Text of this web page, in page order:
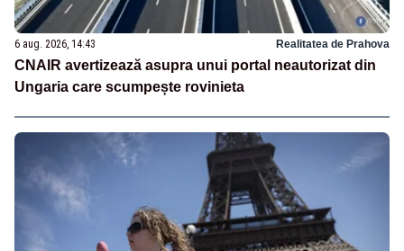
6 aug. 2026, 14:43 Realitatea de Prahova
CNAIR avertizează asupra unui portal neautorizat din
Ungaria care scumpește rovinieta